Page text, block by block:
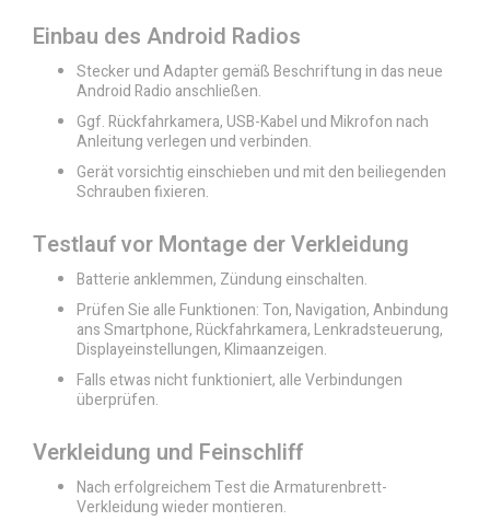
Einbau des Android Radios
Stecker und Adapter gemäß Beschriftung in das neue
Android Radio anschließen.
Ggf. Rückfahrkamera, USB-Kabel und Mikrofon nach
Anleitung verlegen und verbinden.
Gerät vorsichtig einschieben und mit den beiliegenden
Schrauben fixieren.
Testlauf vor Montage der Verkleidung
Batterie anklemmen, Zündung einschalten.
Prüfen Sie alle Funktionen: Ton, Navigation, Anbindung
ans Smartphone, Rückfahrkamera, Lenkradsteuerung,
Displayeinstellungen, Klimaanzeigen.
Falls etwas nicht funktioniert, alle Verbindungen
überprüfen.
Verkleidung und Feinschliff
Nach erfolgreichem Test die Armaturenbrett-
Verkleidung wieder montieren.